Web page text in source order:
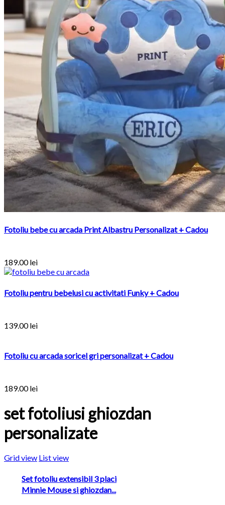
Fotoliu bebe cu arcada Print Albastru Personalizat + Cadou
189.00lei
Fotoliu pentru bebelusi cu activitati Funky + Cadou
139.00lei
Fotoliu cu arcada soricel gri personalizat + Cadou
189.00lei
set fotoliusi ghiozdan
personalizate
Grid view List view
Set fotoliu extensibil 3 placi
Minnie Mouse si ghiozdan...